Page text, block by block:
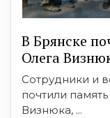
В Брянске
Олега
Сотрудники и
почтили
Визнюка, ...